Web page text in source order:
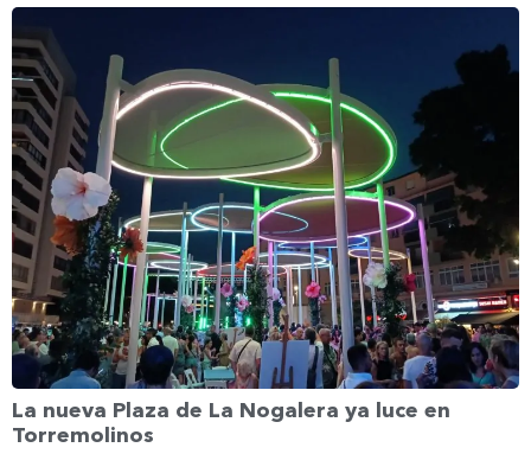
La nueva Plaza de La Nogalera ya luce en
Torremolinos